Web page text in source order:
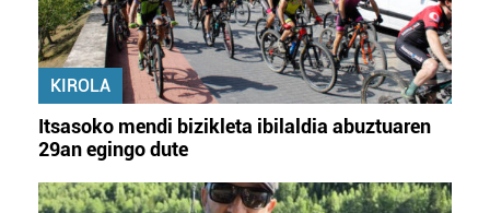
KIROLA
Itsasoko mendi bizikleta ibilaldia abuztuaren
29an egingo dute